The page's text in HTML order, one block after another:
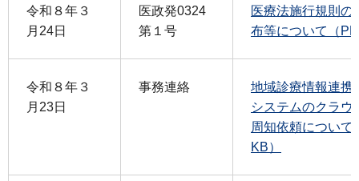
令和８年３
月24日
医政発0324
第１号
医療法施行規則の
布等について（
令和８年３
月23日
事務連絡
地域診療情報連携
システムのクラウ
周知依頼につい
KB）